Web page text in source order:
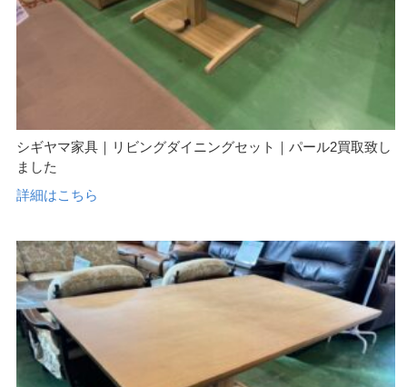
シギヤマ家具｜リビングダイニングセット｜パール2買取致し
ました
詳細はこちら